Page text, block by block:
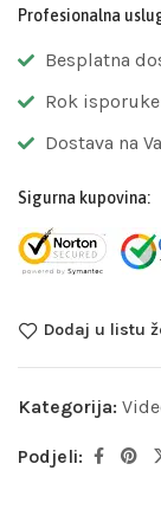
Profesionalna
Besplatna
Rok
Dostava na
Sigurna kupovina:
Dodaj u listu
Kategorija:
Podjeli: